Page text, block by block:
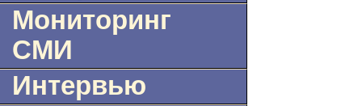
Мониторинг
СМИ
Интервью